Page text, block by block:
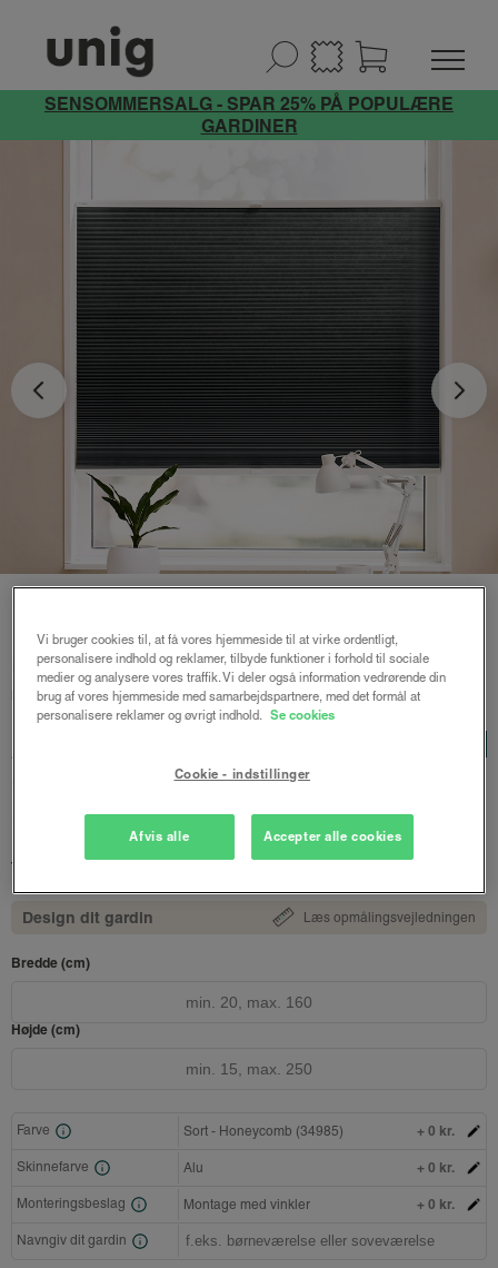
SENSOMMERSALG - SPAR 25% PÅ POPULÆRE
GARDINER
Forside/Plisségardiner/ Astrid plisségardin up and down
mørklægning
down mørklægning
Sort - Honeycomb
fra 1322 kr.
Design dit gardin Læs opmålingsvejledningen
Bredde (cm)
Højde (cm)
Farve Sort - Honeycomb (34985) + 0 kr.
Skinnefarve Alu + 0 kr.
Monteringsbeslag Montage med vinkler + 0 kr.
Navngiv dit gardin
Vi bruger cookies til, at få vores hjemmeside til at virke ordentligt,
personalisere indhold og reklamer, tilbyde funktioner i forhold til sociale
medier og analysere vores traffik. Vi deler også information vedrørende din
brug af vores hjemmeside med samarbejdspartnere, med det formål at
personalisere reklamer og øvrigt indhold. Se cookies
Cookie - indstillinger
Afvis alle Accepter alle cookies